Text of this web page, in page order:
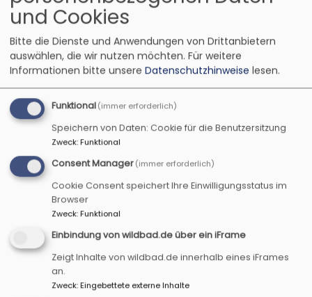
Bad Windsheim Museum Kirche in Franken
Fr, 2.10. 14-17 Uhr
Offenes Mitmachprogramm
Mit Brief und Siegel
Mit Brief und Siegel.
Bad Windsheim Museum Kirche in Franken
und Cookies
Bitte die Dienste und Anwendungen von Drittanbietern
auswählen, die wir nutzen möchten. Für weitere
Informationen bitte unsere Datenschutzhinweise lesen.
Funktional(immer erforderlich)
Speichern von Daten: Cookie für die Benutzersitzung
Zweck:Funktional
Consent Manager(immer erforderlich)
Cookie Consent speichert Ihre Einwilligungsstatus im
Browser
Zweck:Funktional
Einbindung von wildbad.de über ein iFrame
Zeigt Inhalte von wildbad.de innerhalb eines iFrames
an.
Zweck:Eingebettete externe Inhalte